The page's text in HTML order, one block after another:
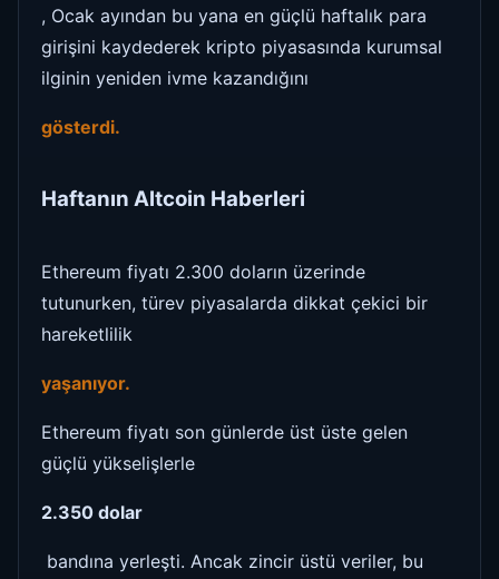
, Ocak ayından bu yana en güçlü haftalık para
girişini kaydederek kripto piyasasında kurumsal
ilginin yeniden ivme kazandığını
gösterdi.
Haftanın Altcoin Haberleri
Ethereum fiyatı 2.300 doların üzerinde
tutunurken, türev piyasalarda dikkat çekici bir
hareketlilik
yaşanıyor.
Ethereum fiyatı son günlerde üst üste gelen
güçlü yükselişlerle
2.350 dolar
bandına yerleşti. Ancak zincir üstü veriler, bu